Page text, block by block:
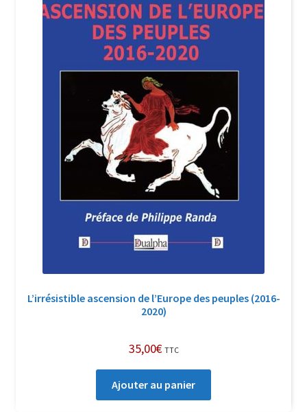
Login Customizer
Nous Contacter
Politique de confidentialité et cookies
Qui sommes-nous ?
Soutien à Philippe Randa
L’irrésistible ascension de l’Europe des peuples (2016-
2020)
35,00€ TTC
Ajouter au panier